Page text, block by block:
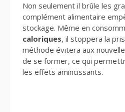
Non seulement il brûle les
complément alimentaire
stockage. Même en
caloriques, il stoppera la
méthode évitera aux
de se former, ce qui
les effets amincissants.